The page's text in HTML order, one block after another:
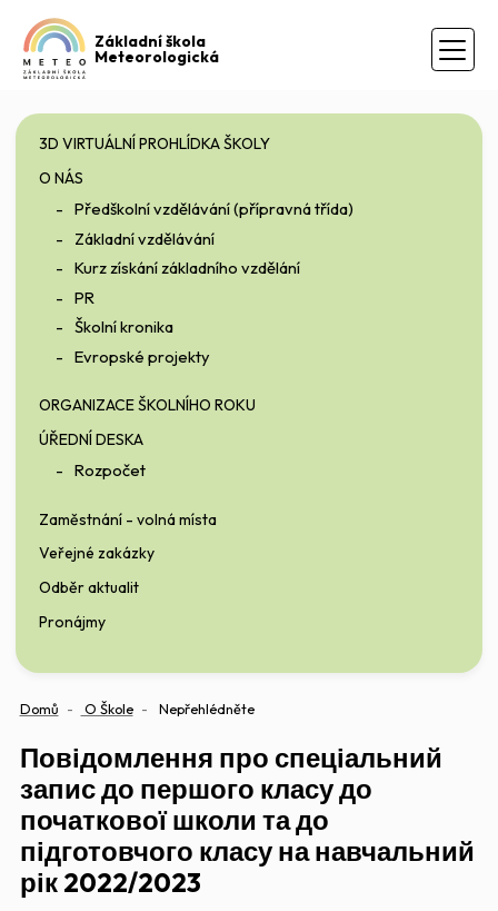
Základní škola
Meteorologická
3D VIRTUÁLNÍ PROHLÍDKA ŠKOLY
O NÁS
Předškolní vzdělávání (přípravná třída)
Základní vzdělávání
Kurz získání základního vzdělání
PR
Školní kronika
Evropské projekty
ORGANIZACE ŠKOLNÍHO ROKU
ÚŘEDNÍ DESKA
Rozpočet
Zaměstnání - volná místa
Veřejné zakázky
Odběr aktualit
Pronájmy
Domů O Škole Nepřehlédněte
Повідомлення про спеціальний
запис до першого класу до
початкової школи та до
підготовчого класу на навчальний
рік 2022/2023